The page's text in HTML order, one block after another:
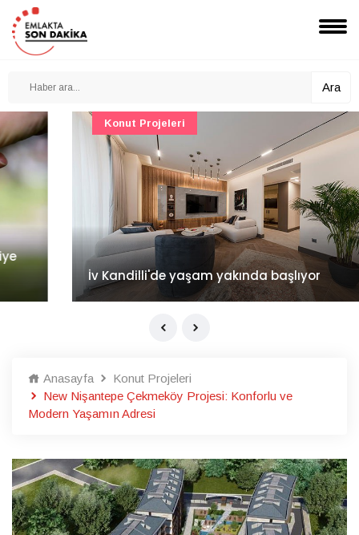
Ara
İv Kandilli'de yaşam yakında başlıyor
Konut Projeleri
Anasayfa
Konut Projeleri
New Nişantepe Çekmeköy Projesi: Konforlu ve
Modern Yaşamın Adresi